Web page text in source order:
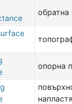
опорна